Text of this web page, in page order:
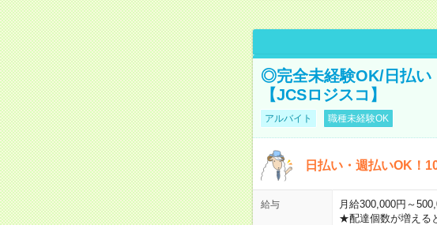
◎完全未経験OK/日払い
【JCSロジスコ】
アルバイト 職種未経験OK
日払い・週払いOK！
給与
月給300,000円～
★配達個数が増える